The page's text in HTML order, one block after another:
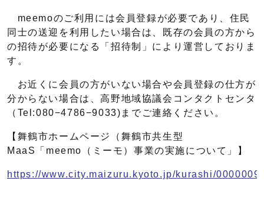
meemoのご利用には会員登録が必要であり、住民
同士の送迎を利用したい場合は、既存の会員の方から
の招待が必要になる「招待制」により運営しておりま
す。
お近くに会員の方がいない場合や会員登録の仕方が
分からない場合は、高野地域協議会コンタクトセンタ
（Tel:080−4786−9033)までご連絡ください。
【舞鶴市ホームページ（舞鶴市共生型
MaaS「meemo（ミーモ）事業の実施について」】
https://www.city.maizuru.kyoto.jp/kurashi/